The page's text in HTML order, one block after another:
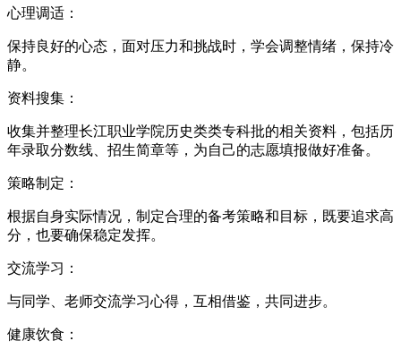
心理调适：
保持良好的心态，面对压力和挑战时，学会调整情绪，保持冷
静。
资料搜集：
收集并整理长江职业学院历史类类专科批的相关资料，包括历
年录取分数线、招生简章等，为自己的志愿填报做好准备。
策略制定：
根据自身实际情况，制定合理的备考策略和目标，既要追求高
分，也要确保稳定发挥。
交流学习：
与同学、老师交流学习心得，互相借鉴，共同进步。
健康饮食：